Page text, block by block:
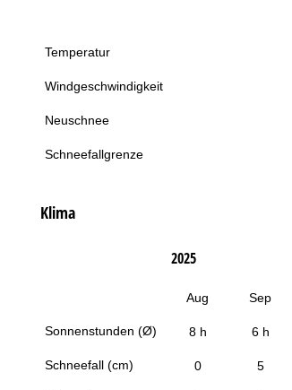
Temperatur
Windgeschwindigkeit
Neuschnee
Schneefallgrenze
Klima
Sonnenstunden (Ø)
Schneefall (cm)
2025
Aug Sep
8 h 6 h
0 5